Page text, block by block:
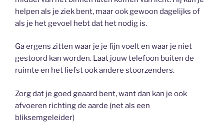
helpen als je ziek bent, maar ook gewoon dagelijks of
als je het gevoel hebt dat het nodig is.
Ga ergens zitten waar je je fijn voelt en waar je niet
gestoord kan worden. Laat jouw telefoon buiten de
ruimte en het liefst ook andere stoorzenders.
Zorg dat je goed geaard bent, want dan kan je ook
afvoeren richting de aarde (net als een
bliksemgeleider)